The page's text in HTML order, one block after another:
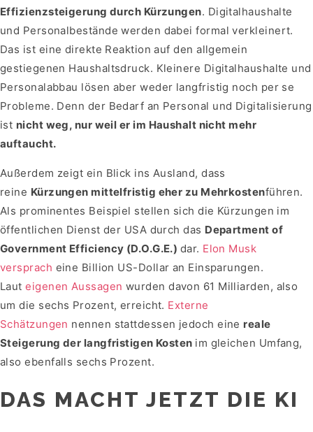
Effizienzsteigerung durch Kürzungen. Digitalhaushalte
und Personalbestände werden dabei formal verkleinert.
Das ist eine direkte Reaktion auf den allgemein
gestiegenen Haushaltsdruck. Kleinere Digitalhaushalte und
Personalabbau lösen aber weder langfristig noch per se
Probleme. Denn der Bedarf an Personal und Digitalisierung
ist nicht weg, nur weil er im Haushalt nicht mehr
auftaucht.
Außerdem zeigt ein Blick ins Ausland, dass
reine Kürzungen mittelfristig eher zu Mehrkostenführen.
Als prominentes Beispiel stellen sich die Kürzungen im
öffentlichen Dienst der USA durch das Department of
Government Efficiency (D.O.G.E.) dar. Elon Musk
versprach eine Billion US-Dollar an Einsparungen.
Lauteigenen Aussagen wurden davon 61 Milliarden, also
um die sechs Prozent, erreicht. Externe
Schätzungen nennen stattdessen jedoch eine reale
Steigerung der langfristigen Kosten im gleichen Umfang,
also ebenfalls sechs Prozent.
DAS MACHT JETZT DIE KI